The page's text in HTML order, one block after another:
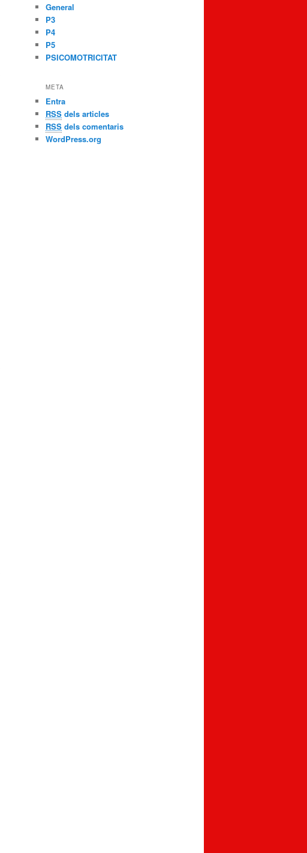
General
P3
P4
P5
PSICOMOTRICITAT
META
Entra
RSS dels articles
RSS dels comentaris
WordPress.org